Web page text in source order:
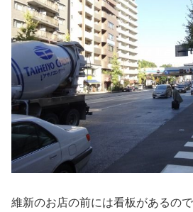
維新のお店の前には看板があるの